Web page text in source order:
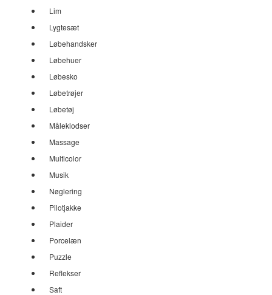
Lim
Lygtesæt
Løbehandsker
Løbehuer
Løbesko
Løbetrøjer
Løbetøj
Måleklodser
Massage
Multicolor
Musik
Nøglering
Pilotjakke
Plaider
Porcelæn
Puzzle
Reflekser
Saft